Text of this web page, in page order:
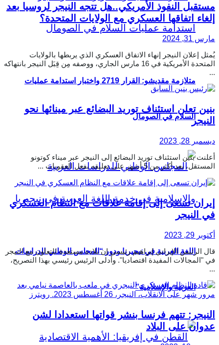
متلازمة مقديشو: القرار 2719 واختبار استدامة عمليات
السلام في الصومال
اللغة العربية في نيجيريا ودور “المجلس الوطني للدراسات
العربية والإسلامية”
مستقبل النفوذ الأمريكي..هل تتجه النيجر لروسيا بعد
إلغاء اتفاقها العسكري مع الولايات المتحدة؟
مارس 31, 2024
يُمثل إعلان النيجر إنهاء الاتفاق العسكري الذي يربطها بالولايات
المتحدة الأمريكية في 16 مارس الجاري، ووصفه مِن قِبَل النيجر بانتهاكه
...
بنين تعلن استئناف توريد البضائع عبر مينائها نحو
النيجر
ديسمبر 28, 2023
أعلنت بنين استئناف توريد البضائع إلى النيجر عبر ميناء كوتونو
المستقل، بعد أكثر من 5 أشهر على تعليقه بفعل العقوبات ...
إيران تسعى إلى إقامة علاقات مع النظام العسكري
في النيجر
أكتوبر 29, 2023
قال الرئيس الإيراني إبراهيم رئيسي إن بلاده مستعدة للتعاون مع النيجر
في "المجالات المفيدة اقتصاديا". وأدلى الرئيس رئيسي بهذا التصريح،
...
النيجر: تتهم فرنسا بنشر قواتها استعدادا لشن
عدوان على البلاد